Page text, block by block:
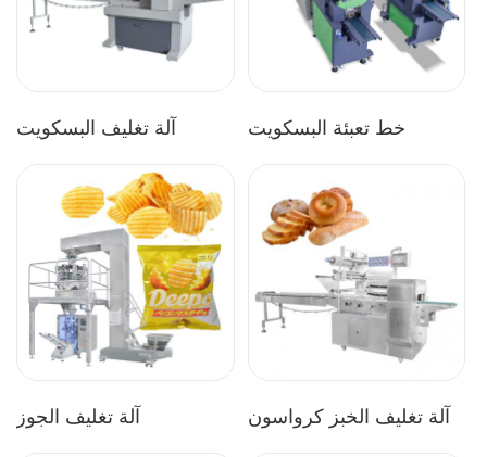
آلة تغليف البسكويت خط تعبئة البسكويت
آلة تغليف الجوز آلة تغليف الخبز كرواسون